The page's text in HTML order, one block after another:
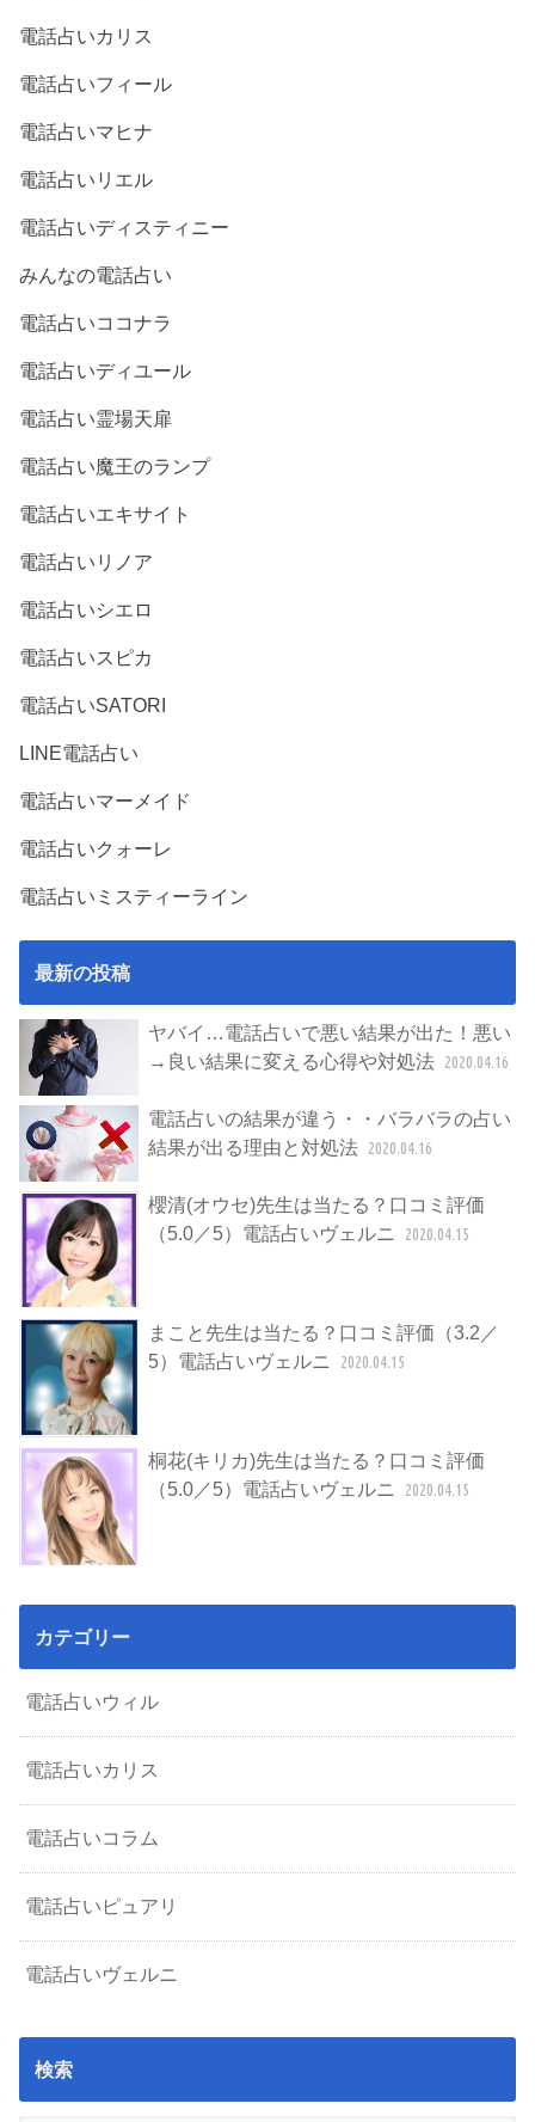
電話占いカリス
電話占いフィール
電話占いマヒナ
電話占いリエル
電話占いディスティニー
みんなの電話占い
電話占いココナラ
電話占いディユール
電話占い霊場天扉
電話占い魔王のランプ
電話占いエキサイト
電話占いリノア
電話占いシエロ
電話占いスピカ
電話占いSATORI
LINE電話占い
電話占いマーメイド
電話占いクォーレ
電話占いミスティーライン
最新の投稿
ヤバイ…電話占いで悪い結果が出た！悪い
→良い結果に変える心得や対処法 2020.04.16
電話占いの結果が違う・・バラバラの占い
結果が出る理由と対処法 2020.04.16
櫻清(オウセ)先生は当たる？口コミ評価
（5.0／5）電話占いヴェルニ
2020.04.15
まこと先生は当たる？口コミ評価（3.2／
5）電話占いヴェルニ
2020.04.15
桐花(キリカ)先生は当たる？口コミ評価
（5.0／5）電話占いヴェルニ
2020.04.15
カテゴリー
電話占いウィル
電話占いカリス
電話占いコラム
電話占いピュアリ
電話占いヴェルニ
検索